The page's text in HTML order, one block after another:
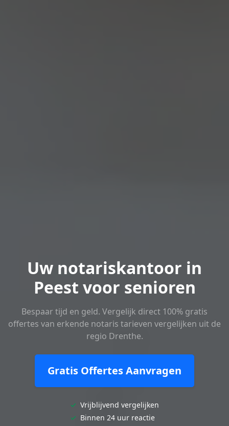
Uw notariskantoor in
Peest voor senioren
Bespaar tijd en geld. Vergelijk direct 100% gratis
offertes van erkende notaris tarieven vergelijken uit de
regio Drenthe.
Gratis Offertes Aanvragen
✓ Vrijblijvend vergelijken
✓ Binnen 24 uur reactie